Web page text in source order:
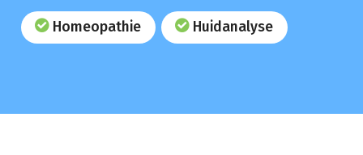
Homeopathie Huidanalyse